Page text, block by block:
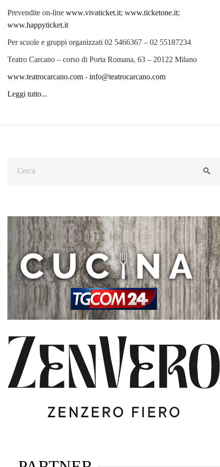
Prevendite on-line www.vivaticket.it; www.ticketone.it;
www.happyticket.it
Per scuole e gruppi organizzati 02 5466367 – 02 55187234
Teatro Carcano – corso di Porta Romana, 63 – 20122 Milano
www.teatrocarcano.com - info@teatrocarcano.com
Leggi tutto...